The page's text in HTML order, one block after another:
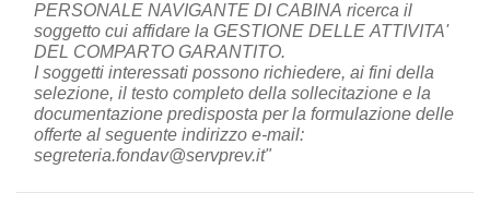
PERSONALE NAVIGANTE DI CABINA ricerca il
soggetto cui affidare la GESTIONE DELLE ATTIVITA'
DEL COMPARTO GARANTITO.
I soggetti interessati possono richiedere, ai fini della
selezione, il testo completo della sollecitazione e la
documentazione predisposta per la formulazione delle
offerte al seguente indirizzo e-mail:
segreteria.fondav@servprev.it"